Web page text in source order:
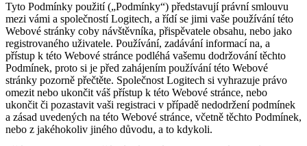
Tyto Podmínky použití („Podmínky“) představují právní smlouvu
mezi vámi a společností Logitech, a řídí se jimi vaše používání této
Webové stránky coby návštěvníka, přispěvatele obsahu, nebo jako
registrovaného uživatele. Používání, zadávání informací na, a
přístup k této Webové stránce podléhá vašemu dodržování těchto
Podmínek, proto si je před zahájením používání této Webové
stránky pozorně přečtěte. Společnost Logitech si vyhrazuje právo
omezit nebo ukončit váš přístup k této Webové stránce, nebo
ukončit či pozastavit vaši registraci v případě nedodržení podmínek
a zásad uvedených na této Webové stránce, včetně těchto Podmínek,
nebo z jakéhokoliv jiného důvodu, a to kdykoli.